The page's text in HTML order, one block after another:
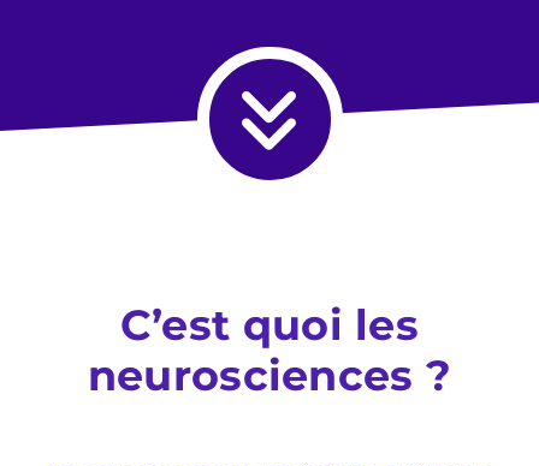
C’est quoi les
neurosciences ?